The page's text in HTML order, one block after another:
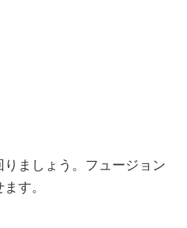
ましょう。フュージョン
す。